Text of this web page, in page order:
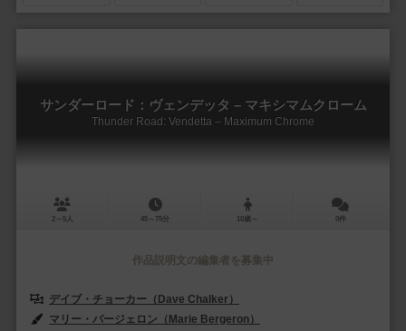
サンダーロード：ヴェンデッタ – マキシマムクローム
Thunder Road: Vendetta – Maximum Chrome
2～5人 45～75分 10歳～ 0件
作品説明文の編集者を募集中
デイブ・チョーカー（Dave Chalker）
マリー・バージェロン（Marie Bergeron）